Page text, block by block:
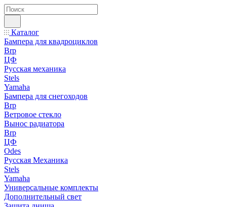
Каталог
Бампера для квадроциклов
Brp
ЦФ
Русская механика
Stels
Yamaha
Бампера для снегоходов
Brp
Ветровое стекло
Вынос радиатора
Brp
ЦФ
Odes
Русская Механика
Stels
Yamaha
Универсальные комплекты
Дополнительный свет